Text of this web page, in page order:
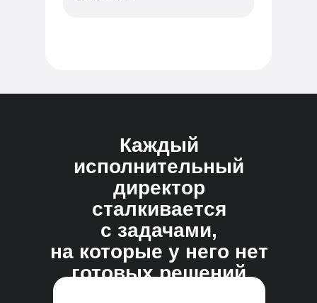
Каждый
исполнительный
директор
сталкивается
с задачами,
на которые у него нет
готовых решений